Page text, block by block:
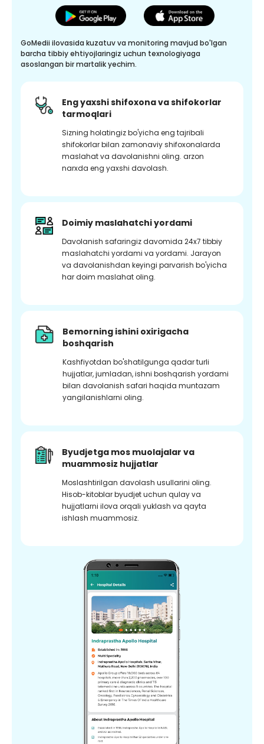
GoMedii ilovasida kuzatuv va monitoring mavjud bo'lgan
barcha tibbiy ehtiyojlaringiz uchun texnologiyaga
asoslangan bir martalik yechim.
Eng yaxshi shifoxona va shifokorlar
tarmoqlari
Sizning holatingiz bo'yicha eng tajribali
shifokorlar bilan zamonaviy shifoxonalarda
maslahat va davolanishni oling. arzon
narxda eng yaxshi davolash.
Doimiy maslahatchi yordami
Davolanish safaringiz davomida 24x7 tibbiy
maslahatchi yordami va yordami. Jarayon
va davolanishdan keyingi parvarish bo'yicha
har doim maslahat oling.
Bemorning ishini oxirigacha
boshqarish
Kashfiyotdan bo'shatilgunga qadar turli
hujjatlar, jumladan, ishni boshqarish yordami
bilan davolanish safari haqida muntazam
yangilanishlarni oling.
Byudjetga mos muolajalar va
muammosiz hujjatlar
Moslashtirilgan davolash usullarini oling.
Hisob-kitoblar byudjet uchun qulay va
hujjatlarni ilova orqali yuklash va qayta
ishlash muammosiz.